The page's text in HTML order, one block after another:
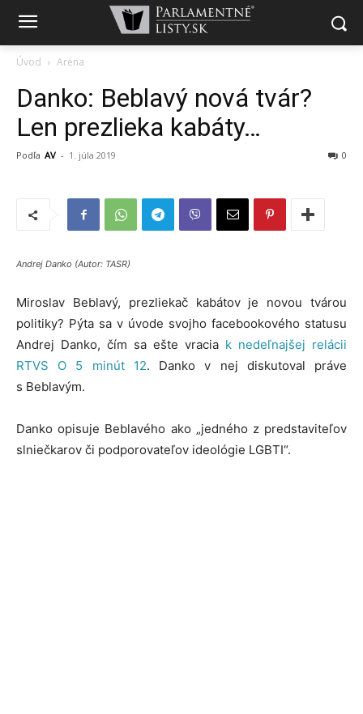
Úvod Aréna
Danko: Beblavý nová tvár?
Len prezlieka kabáty…
Podľa AV - 1. júla 2019 0
Andrej Danko (Autor: TASR)
Miroslav Beblavý, prezliekač kabátov je novou tvárou
politiky? Pýta sa v úvode svojho facebookového statusu
Andrej Danko, čím sa ešte vracia k nedeľnajšej relácii
RTVS O 5 minút 12. Danko v nej diskutoval práve
s Beblavým.
Danko opisuje Beblavého ako „jedného z predstaviteľov
slniečkarov či podporovateľov ideológie LGBTI“.